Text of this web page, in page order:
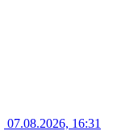
07.08.2026, 16:31